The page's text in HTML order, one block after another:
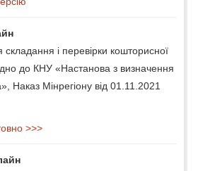
і перевірки кошторисної
до КНУ «Настанова з визначення
Наказ Мінрегіону від 01.11.2021
>>>